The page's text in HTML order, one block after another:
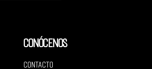
Conócenos
Contacto